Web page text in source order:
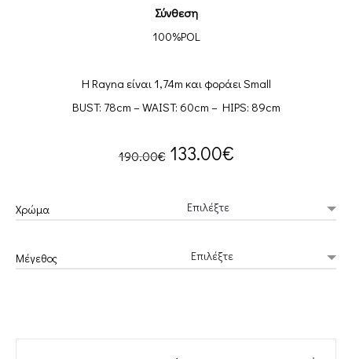
Σύνθεση
100%POL
Η Rayna είναι 1,74m και φοράει Small
BUST: 78cm – WAIST: 60cm – HIPS: 89cm
190.00€ Original
was:
190.00€.
133.00€Current
is:
133.00€.
Χρώμα
Μέγεθος